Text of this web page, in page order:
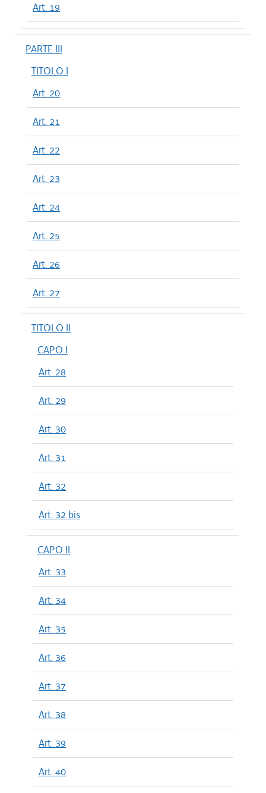
Art. 19
PARTE III
TITOLO I
Art. 20
Art. 21
Art. 22
Art. 23
Art. 24
Art. 25
Art. 26
Art. 27
TITOLO II
CAPO I
Art. 28
Art. 29
Art. 30
Art. 31
Art. 32
Art. 32 bis
CAPO II
Art. 33
Art. 34
Art. 35
Art. 36
Art. 37
Art. 38
Art. 39
Art. 40